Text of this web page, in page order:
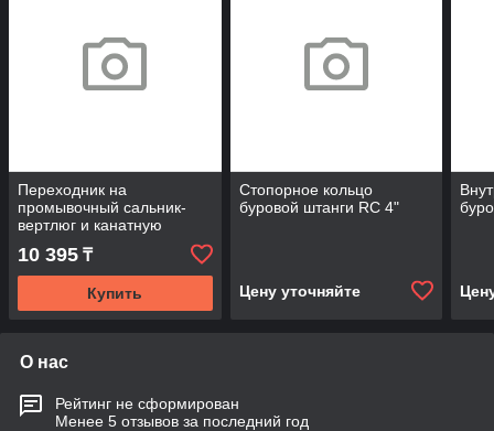
Переходник на
промывочный сальник-
вертлюг и канатную
буровую штангу HQ/JS25K
(Adaptor HQ/JS25K)
10 395 ₸
Купить
Стопорное кольцо
буровой штанги RC 4"
Цену уточняйте
О нас
Рейтинг не сформирован
Менее 5 отзывов за последний год